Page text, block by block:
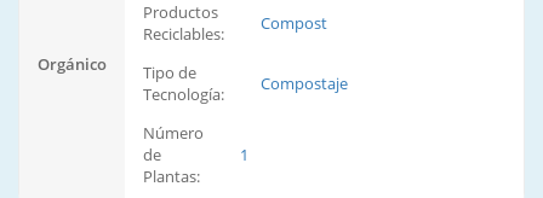
Orgánico
Productos
Reciclables:
Compost
Tipo de
Tecnología:
Compostaje
Número
de
Plantas:
1